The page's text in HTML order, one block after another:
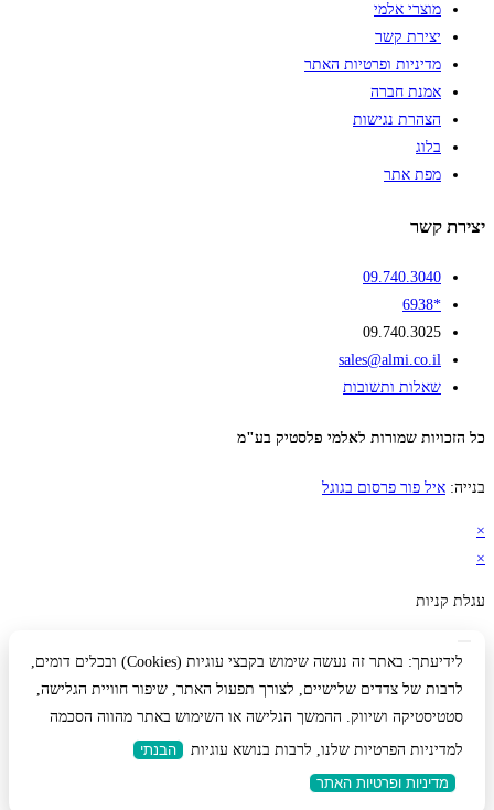
מוצרי אלמי
יצירת קשר
מדיניות ופרטיות האתר
אמנת חברה
הצהרת נגישות
בלוג
מפת אתר
יצירת קשר
09.740.3040
*6938
09.740.3025
sales@almi.co.il
שאלות ותשובות
כל הזכויות שמורות לאלמי פלסטיק בע"מ
בנייה: איל פור פרסום בגוגל
×
×
עגלת קניות
לידיעתך: באתר זה נעשה שימוש בקבצי עוגיות (Cookies) ובכלים דומים,
לרבות של צדדים שלישיים, לצורך תפעול האתר, שיפור חוויית הגלישה,
סטטיסטיקה ושיווק. ההמשך הגלישה או השימוש באתר מהווה הסכמה
למדיניות הפרטיות שלנו, לרבות בנושא עוגיות
הבנתי
מדיניות ופרטיות האתר